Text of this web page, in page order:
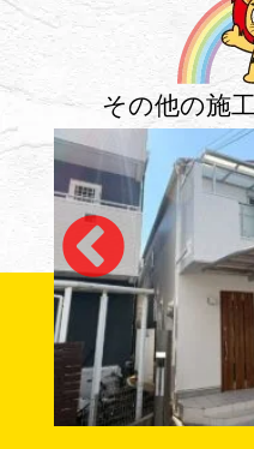
その他の施